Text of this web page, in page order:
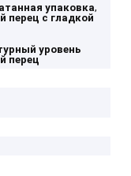
упаковка,
перец с гладкой
уровень
перец